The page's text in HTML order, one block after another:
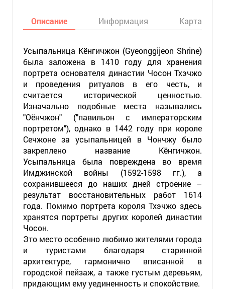
Описание Информация Карта
Усыпальница Кёнгичжон (Gyeonggijeon Shrine)
была заложена в 1410 году для хранения
портрета основателя династии Чосон Тхэчжо
и проведения ритуалов в его честь, и
считается исторической ценностью.
Изначально подобные места назывались
"Оёнчжон" ("павильон с императорским
портретом"), однако в 1442 году при короле
Сечжоне за усыпальницей в Чончжу было
закреплено название Кёнгичжон.
Усыпальница была повреждена во время
Имджинской войны (1592-1598 гг.), а
сохранившееся до наших дней строение –
результат восстановительных работ 1614
года. Помимо портрета короля Тхэчжо здесь
хранятся портреты других королей династии
Чосон.
Это место особенно любимо жителями города
и туристами благодаря старинной
архитектуре, гармонично вписанной в
городской пейзаж, а также густым деревьям,
придающим ему уединенность и спокойствие.